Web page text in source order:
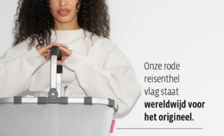
2 draaghendels: Voor een comfortabel vervoer in de hand
Sterke, stevige bodem: Rechtop staan is daardoor
gewaarborgd